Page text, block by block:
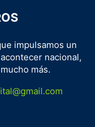
impulsamos un
nacional,
más.